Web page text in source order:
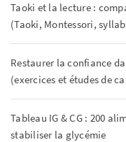
Taoki et la lecture :
(Taoki, Montessori,
Restaurer la confiance
(exercices et études de
Tableau IG & CG : 200
stabiliser la glycémie